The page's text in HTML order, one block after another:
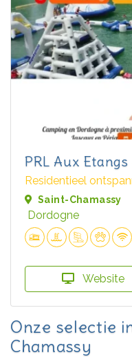
PRL Aux
Residentieel
Saint-Chamassy
Dordogne
Website
Onze selectie
Chamassy